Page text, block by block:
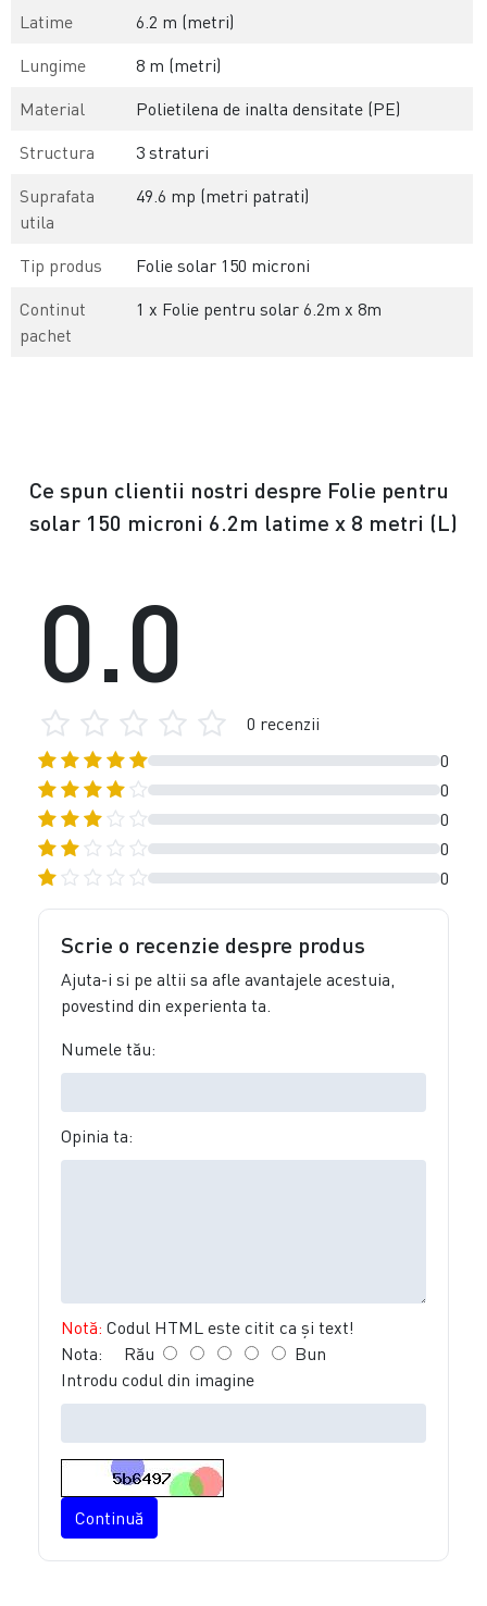
Latime
6.2 m (metri)
Lungime
8 m (metri)
Material
Polietilena de inalta densitate (PE)
Structura
3 straturi
Suprafata
utila
49.6 mp (metri patrati)
Tip produs
Folie solar 150 microni
Continut
pachet
1 x Folie pentru solar 6.2m x 8m
Ce spun clientii nostri despre Folie pentru
solar 150 microni 6.2m latime x 8 metri (L)
0
0
0
0
0
0.0
0 recenzii
Scrie o recenzie despre produs
Ajuta-i si pe altii sa afle avantajele acestuia,
povestind din experienta ta.
Numele tău:
Opinia ta:
Notă: Codul HTML este citit ca şi text!
Nota: Rău
Bun
Introdu codul din imagine
Continuă